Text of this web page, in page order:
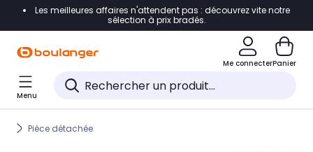
Accéder directement à la navigation
Accéder directement au pied de page
Accéder directement au chatbot
Les meilleures affaires n'attendent pas : découvrez vite notre
sélection à prix bradés.
Me connecterPanier
Menu
Pièce détachée